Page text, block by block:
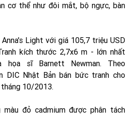
cơ thể như đôi mắt, bộ ngực, bàn
Light với giá 105,7 triệu USD
kích thước 2,7x6 m - lớn nhất
họa sĩ Barnett Newman. Theo
DIC Nhật Bản bán bức tranh cho
10/2013.
màu đỏ cadmium được phân tách